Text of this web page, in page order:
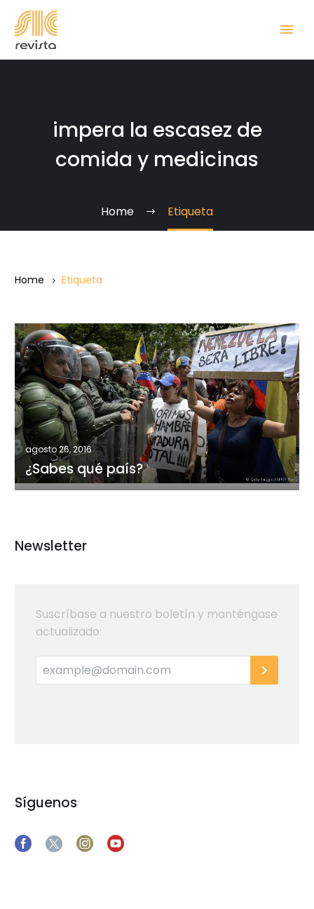
impera la escasez de
comida y medicinas
Home Etiqueta
Home Etiqueta
¿Sabes
qué
país?
agosto 26, 2016
¿Sabes qué país?
Newsletter
Suscríbase a nuestro boletín y manténgase
actualizado:
Síguenos